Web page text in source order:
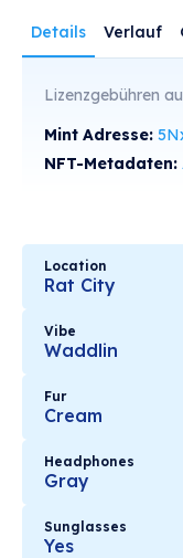
Details Verlauf
Lizenzgebühren
Mint Adresse:
NFT-Metadaten:
Location
Rat City
Vibe
Waddlin
Fur
Cream
Headphones
Gray
Sunglasses
Yes